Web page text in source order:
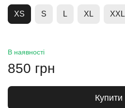
XS S L XL XXL
В наявності
850 грн
Купити